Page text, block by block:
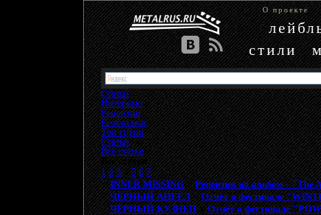
О проекте
стили
Статьи
Интервью
Рецензии
Репортажи
Топ групп
Статьи»
Все статьи
Все статьи
1 2 3 4 5 6 7
INNER MISSING>Рецензия на альбом - "The
ЧЁРНЫЙ АНГЕЛ>Отчёт о фестивале
ЧЁРНЫЙ КУЗНЕЦ>Отчёт о фестивале